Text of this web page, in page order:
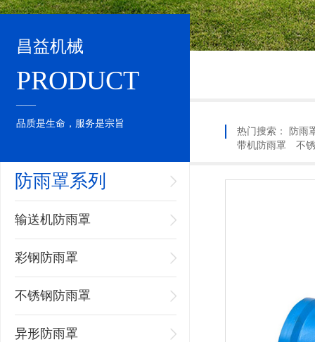
昌益机械
PRODUCT
品质是生命，服务是宗旨
防雨罩系列
输送机防雨罩
彩钢防雨罩
不锈钢防雨罩
异形防雨罩
热门搜索：
防雨
带机防雨罩
不